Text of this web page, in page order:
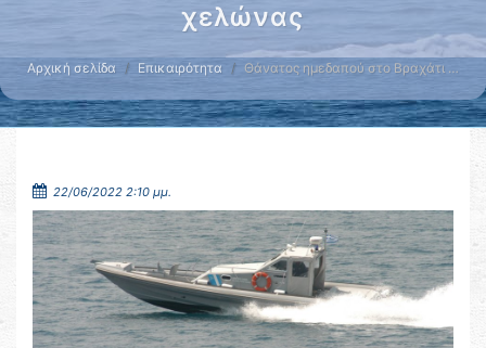
χελώνας
Αρχική σελίδα Επικαιρότητα Θάνατος ημεδαπού στο Βραχάτι …
22/06/2022 2:10 μμ.